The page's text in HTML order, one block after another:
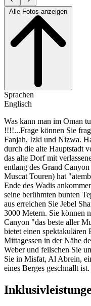
Sprachen
Englisch
Was kann man im Oman
!!!!...Frage können Sie
Fanjah, Izki und Nizwa.
durch die alte Hauptstadt
das alte Dorf mit
entlang des Grand
Muscat Touren) hat
Ende des Wadis
seine berühmten bunten
aus erreichen Sie Jebel
3000 Metern. Sie können
Canyon "das beste aller
bietet einen
Mittagessen in der Nähe
Weber und feilschen Sie
Sie in Misfat, Al Abrein,
eines Berges geschnallt